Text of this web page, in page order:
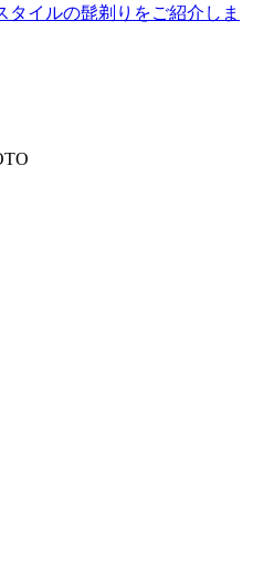
タイルの髭剃りをご紹介しま